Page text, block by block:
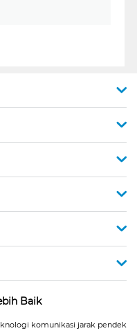
Baik
komunikasi jarak pendek